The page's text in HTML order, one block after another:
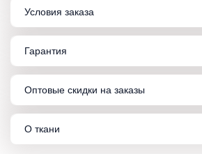
Условия заказа
Гарантия
Оптовые скидки на заказы
О ткани